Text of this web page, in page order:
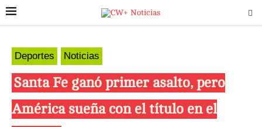
Deportes Noticias
Santa Fe ganó primer asalto, pero
América sueña con el título en el